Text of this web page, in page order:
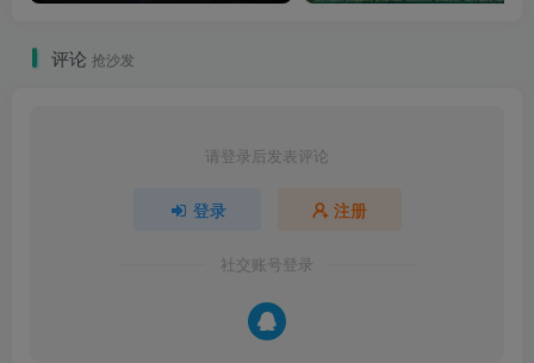
评论 抢沙发
请登录后发表评论
登录 注册
社交账号登录